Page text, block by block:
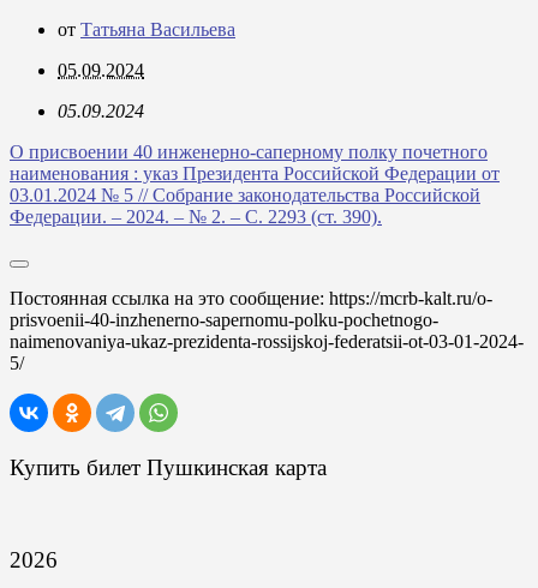
от Татьяна Васильева
05.09.2024
05.09.2024
О присвоении 40 инженерно-саперному полку почетного
наименования : указ Президента Российской Федерации от
03.01.2024 № 5 // Собрание законодательства Российской
Федерации. – 2024. – № 2. – С. 2293 (ст. 390).
Постоянная ссылка на это сообщение: https://mcrb-kalt.ru/o-
prisvoenii-40-inzhenerno-sapernomu-polku-pochetnogo-
naimenovaniya-ukaz-prezidenta-rossijskoj-federatsii-ot-03-01-2024-
5/
Купить билет Пушкинская карта
2026